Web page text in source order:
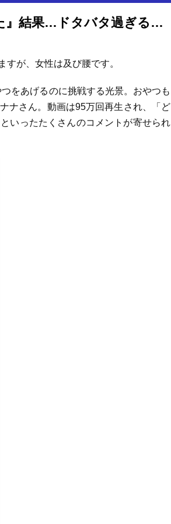
犬嫌いな女性が『人間好きな犬におやつをあげた』結果…ドタバタ過ぎるチャレンジが面白過ぎると95万再生「爆笑した」「どっちも可愛いｗ」
が、女性は及び腰です。
をあげるのに挑戦する光景。おやつも
ナさん。動画は95万回再生され、「ど
いったたくさんのコメントが寄せられ